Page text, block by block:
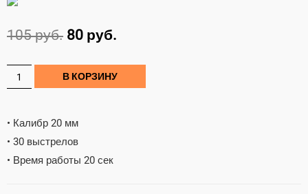
105руб. 80 руб.
В КОРЗИНУ
• Калибр 20 мм
• 30 выстрелов
• Время работы 20 сек